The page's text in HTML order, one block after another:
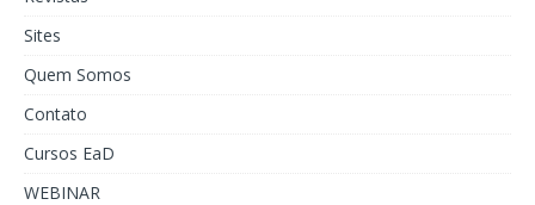
Sites
Quem Somos
Contato
Cursos EaD
WEBINAR